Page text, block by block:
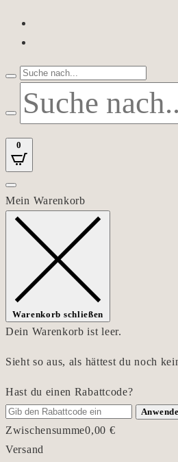
0
Mein Warenkorb
Warenkorb schließen
Dein Warenkorb ist leer.
Sieht so aus, als hättest du noch
Hast du einen Rabattcode?
Zwischensumme0,00 €
Versand